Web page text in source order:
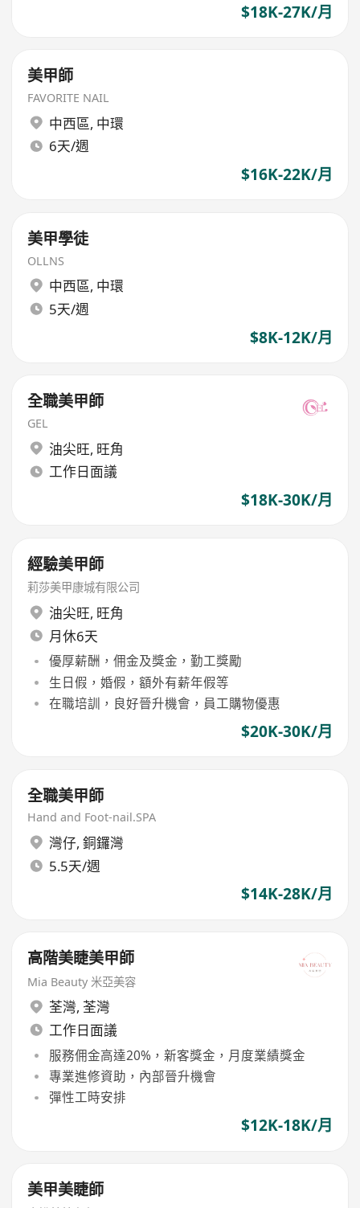
$18K-27K/月
美甲師
FAVORITE NAIL
中西區, 中環
6天/週
$16K-22K/月
美甲學徒
OLLNS
中西區, 中環
5天/週
$8K-12K/月
全職美甲師
GEL
油尖旺, 旺角
工作日面議
$18K-30K/月
經驗美甲師
莉莎美甲康城有限公司
油尖旺, 旺角
月休6天
優厚薪酬，佣金及獎金，勤工獎勵
生日假，婚假，額外有薪年假等
在職培訓，良好晉升機會，員工購物優惠
$20K-30K/月
全職美甲師
Hand and Foot-nail.SPA
灣仔, 銅鑼灣
5.5天/週
$14K-28K/月
高階美睫美甲師
Mia Beauty 米亞美容
荃灣, 荃灣
工作日面議
服務佣金高達20%，新客獎金，月度業績獎金
專業進修資助，內部晉升機會
彈性工時安排
$12K-18K/月
美甲美睫師